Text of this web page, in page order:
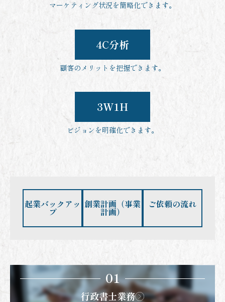
マーケティング状況を簡略化できます。
4C分析
顧客のメリットを把握できます。
3W1H
ビジョンを明確化できます。
起業バックアッ
プ
創業計画（事業
計画）
ご依頼の流れ
01
行政書士業務